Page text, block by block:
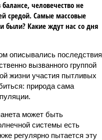
человечество не
средой. Самые массовые
были? Какие ждут нас со дня
описывались последствия
вызванного группой
жизни участия пытливых
природа сама
может быть
системы есть
регулярно пытается эту